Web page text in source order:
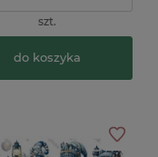
szt.
do koszyka